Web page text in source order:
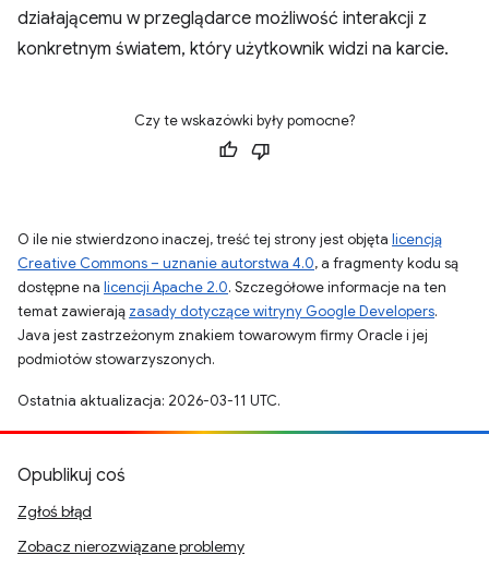
działającemu w przeglądarce możliwość interakcji z
konkretnym światem, który użytkownik widzi na karcie.
Czy te wskazówki były pomocne?
O ile nie stwierdzono inaczej, treść tej strony jest objęta licencją
Creative Commons – uznanie autorstwa 4.0, a fragmenty kodu są
dostępne na licencji Apache 2.0. Szczegółowe informacje na ten
temat zawierają zasady dotyczące witryny Google Developers.
Java jest zastrzeżonym znakiem towarowym firmy Oracle i jej
podmiotów stowarzyszonych.
Ostatnia aktualizacja: 2026-03-11 UTC.
Opublikuj coś
Zgłoś błąd
Zobacz nierozwiązane problemy